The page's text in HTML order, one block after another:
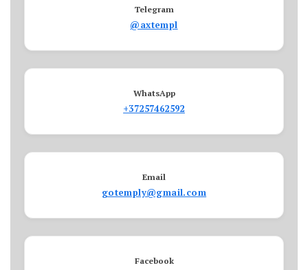
Telegram
@axtempl
WhatsApp
+37257462592
Email
gotemply@gmail.com
Facebook